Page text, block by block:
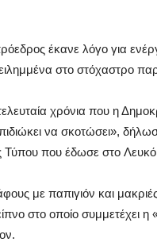
έκανε λόγο για
στο στόχαστρο
χρόνια που η
να σκοτώσει»,
Τύπου που έδωσε στο
με παπιγιόν και
στο οποίο συμμετέχει